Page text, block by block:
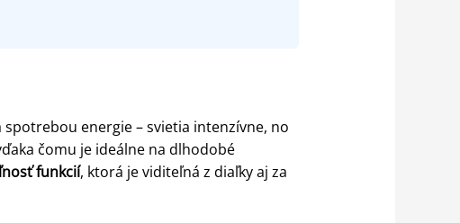
energie – svietia intenzívne, no
čomu je ideálne na dlhodobé
funkcií, ktorá je viditeľná z diaľky aj za